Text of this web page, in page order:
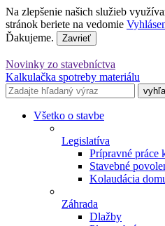
Na zlepšenie našich služieb
stránok beriete na vedomie
Ďakujeme.
Zavrieť
Novinky zo stavebníctva
Kalkulačka spotreby materiálu
Všetko o stavbe
Legislatíva
Prípravné práce
Stavebné
Kolaudácia
Záhrada
Dlažby